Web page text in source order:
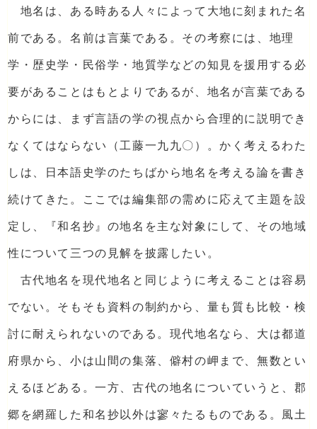
地名は、ある時ある人々によって大地に刻まれた名
前である。名前は言葉である。その考察には、地理
学・歴史学・民俗学・地質学などの知見を援用する必
要があることはもとよりであるが、地名が言葉である
からには、まず言語の学の視点から合理的に説明でき
なくてはならない（工藤一九九〇）。かく考えるわた
しは、日本語史学のたちばから地名を考える論を書き
続けてきた。ここでは編集部の需めに応えて主題を設
定し、『和名抄』の地名を主な対象にして、その地域
性について三つの見解を披露したい。
古代地名を現代地名と同じように考えることは容易
でない。そもそも資料の制約から、量も質も比較・検
討に耐えられないのである。現代地名なら、大は都道
府県から、小は山間の集落、僻村の岬まで、無数とい
えるほどある。一方、古代の地名についていうと、郡
郷を網羅した和名抄以外は寥々たるものである。風土